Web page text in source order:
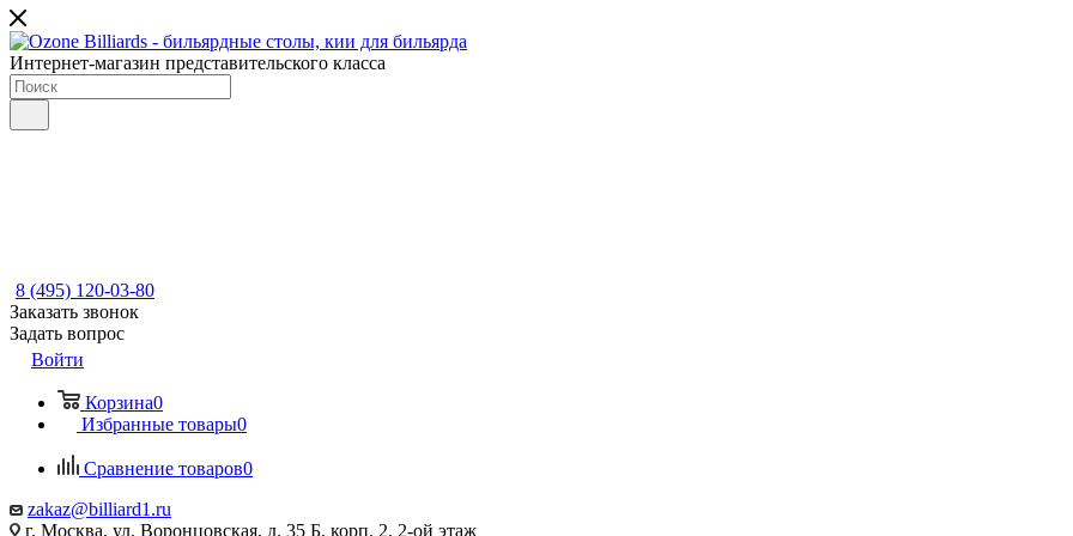
Интернет-магазин представительского класса
8 (495) 120-03-80
Заказать звонок
Задать вопрос
Войти
Корзина0
Избранные товары0
Сравнение товаров0
zakaz@billiard1.ru
г. Москва, ул. Воронцовская, д. 35 Б, корп. 2, 2-ой этаж